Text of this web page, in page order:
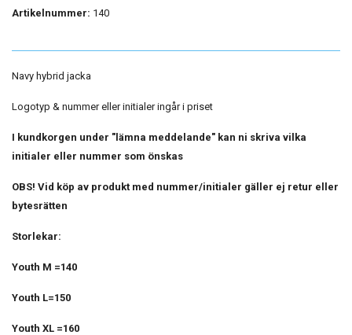
Artikelnummer: 140
Navy hybrid jacka
Logotyp & nummer eller initialer ingår i priset
I kundkorgen under "lämna meddelande" kan ni skriva vilka
initialer eller nummer som önskas
OBS! Vid köp av produkt med nummer/initialer gäller ej retur eller
bytesrätten
Storlekar:
Youth M =140
Youth L=150
Youth XL =160